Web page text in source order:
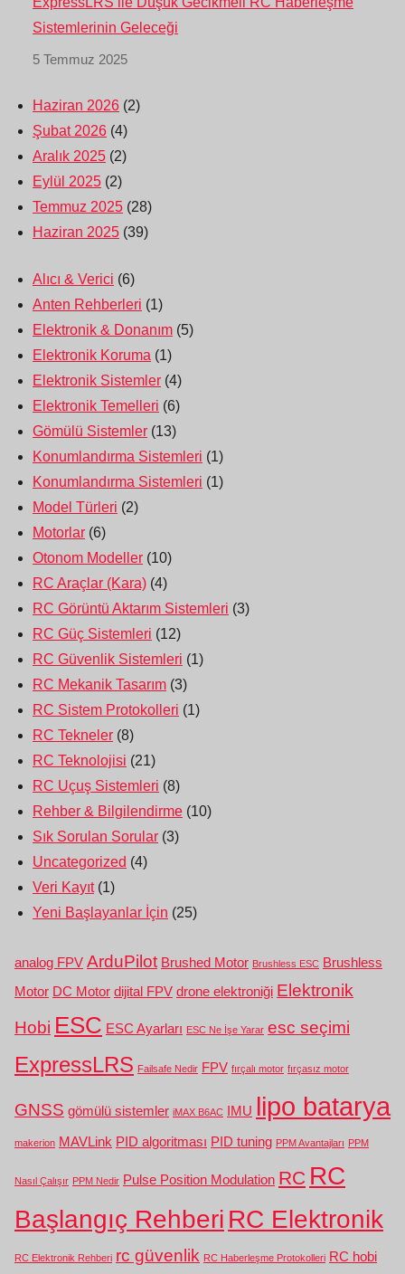
Sistemlerinin Geleceği
5 Temmuz 2025
Haziran 2026 (2)
Şubat 2026 (4)
Aralık 2025 (2)
Eylül 2025 (2)
Temmuz 2025 (28)
Haziran 2025 (39)
Alıcı & Verici (6)
Anten Rehberleri (1)
Elektronik & Donanım (5)
Elektronik Koruma (1)
Elektronik Sistemler (4)
Elektronik Temelleri (6)
Gömülü Sistemler (13)
Konumlandırma Sistemleri (1)
Konumlandırma Sistemleri (1)
Model Türleri (2)
Motorlar (6)
Otonom Modeller (10)
RC Araçlar (Kara) (4)
RC Görüntü Aktarım Sistemleri (3)
RC Güç Sistemleri (12)
RC Güvenlik Sistemleri (1)
RC Mekanik Tasarım (3)
RC Sistem Protokolleri (1)
RC Tekneler (8)
RC Teknolojisi (21)
RC Uçuş Sistemleri (8)
Rehber & Bilgilendirme (10)
Sık Sorulan Sorular (3)
Uncategorized (4)
Veri Kayıt(1)
Yeni Başlayanlar İçin (25)
analog FPV ArduPilot Brushed Motor Brushless ESC Brushless
Motor DC Motor dijital FPV drone elektroniği Elektronik
Hobi ESC ESC Ayarları ESC Ne İşe Yarar esc seçimi
ExpressLRS Failsafe Nedir FPV fırçalı motor fırçasız motor
GNSS gömülü sistemler iMAX B6AC IMU lipo batarya
makerion MAVLink PID algoritması PID tuning PPM Avantajları PPM
Nasıl Çalışır PPM Nedir Pulse Position Modulation RC RC
Başlangıç Rehberi RC Elektronik
RC Elektronik Rehberi rc güvenlik RC Haberleşme Protokolleri RC hobi